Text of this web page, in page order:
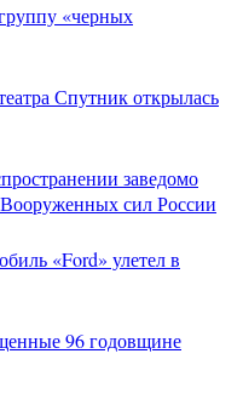
«черных
Спутник открылась
заведомо
сил России
«Ford» улетел в
96 годовщине